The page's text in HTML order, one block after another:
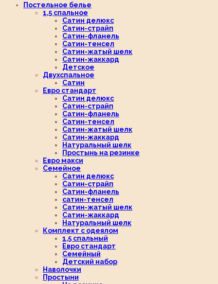
Постельное белье
1,5 спальное
Сатин делюкс
Сатин-страйп
Сатин-фланель
Сатин-тенсел
Сатин-жатый шелк
Сатин-жаккард
Детское
Двухспальное
Сатин
Евро стандарт
Сатин делюкс
Сатин-страйп
Сатин-фланель
Сатин-тенсел
Сатин-жатый шелк
Сатин-жаккард
Натуральный шелк
Простынь на резинке
Евро макси
Семейное
Сатин делюкс
Сатин-страйп
Сатин-фланель
сатин-тенсел
Сатин-жатый шелк
Сатин-жаккард
Натуральный шелк
Комплект с одеялом
1,5 спальный
Евро стандарт
Семейный
Детский набор
Наволочки
Простыни